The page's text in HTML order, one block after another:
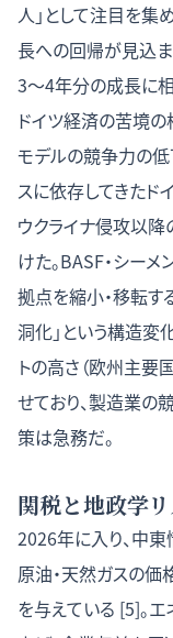
人」として注目を
長への回帰が見込
3〜4年分の成長に
ドイツ経済の苦境
モデルの競争力の
スに依存してきたド
ウクライナ侵攻以
けた。BASF・シー
拠点を縮小・移転す
洞化」という構造変
トの高さ（欧州主
せており、製造業の
策は急務だ。
関税と地政学
2026年に入り、中東
原油・天然ガスの価
を与えている [5]。